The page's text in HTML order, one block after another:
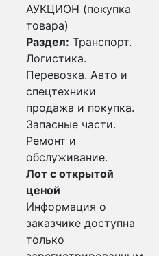
АУКЦИОН (покупка
товара)
Раздел: Транспорт.
Логистика.
Перевозка. Авто и
спецтехники
продажа и покупка.
Запасные части.
Ремонт и
обслуживание.
Лот с открытой
ценой
Информация о
заказчике доступна
только